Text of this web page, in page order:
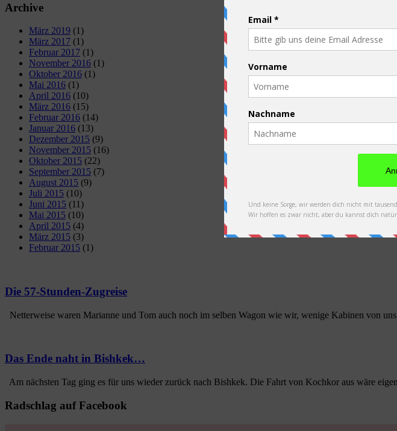
Archive
März 2019 (1)
März 2017 (1)
Februar 2017 (1)
November 2016 (1)
Oktober 2016 (1)
Mai 2016 (1)
April 2016 (10)
März 2016 (15)
Februar 2016 (14)
Januar 2016 (13)
Dezember 2015 (9)
November 2015 (16)
Oktober 2015 (22)
September 2015 (7)
August 2015 (9)
Juli 2015 (10)
Juni 2015 (11)
Mai 2015 (10)
April 2015 (4)
März 2015 (3)
Februar 2015 (1)
Die 57-Stunden-Zugreise
Netterweise waren Marianne und Tom auch noch im selben Wagon wie wir, wenige Kabinen von
Das Ende naht in Bishkek…
Am nächsten Tag ging es für uns wieder zurück nach Bishkek. Die Fahrt von Kochkor aus wäre
Radschlag auf Facebook